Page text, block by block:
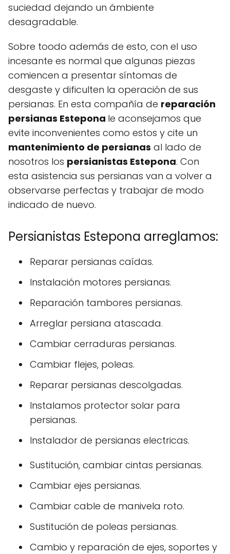
suciedad dejando un ámbiente
desagradable.
Sobre toodo además de esto, con el uso
incesante es normal que algunas piezas
comiencen a presentar síntomas de
desgaste y dificulten la operación de sus
persianas. En esta compañía de reparación
persianas Estepona le aconsejamos que
evite inconvenientes como estos y cite un
mantenimiento de persianas al lado de
nosotros los persianistas Estepona. Con
esta asistencia sus persianas van a volver a
observarse perfectas y trabajar de modo
indicado de nuevo.
Persianistas Estepona arreglamos:
Reparar persianas caídas.
Instalación motores persianas.
Reparación tambores persianas.
Arreglar persiana atascada.
Cambiar cerraduras persianas.
Cambiar flejes, poleas.
Reparar persianas descolgadas.
Instalamos protector solar para
persianas.
Instalador de persianas electricas.
Sustitución, cambiar cintas persianas.
Cambiar ejes persianas.
Cambiar cable de manivela roto.
Sustitución de poleas persianas.
Cambio y reparación de ejes, soportes y